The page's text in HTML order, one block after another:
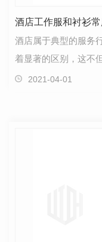
酒店工作服和衬衫
酒店属于典型的服务
着显著的区别，这不
作服的面料上。下面
2021-04-01